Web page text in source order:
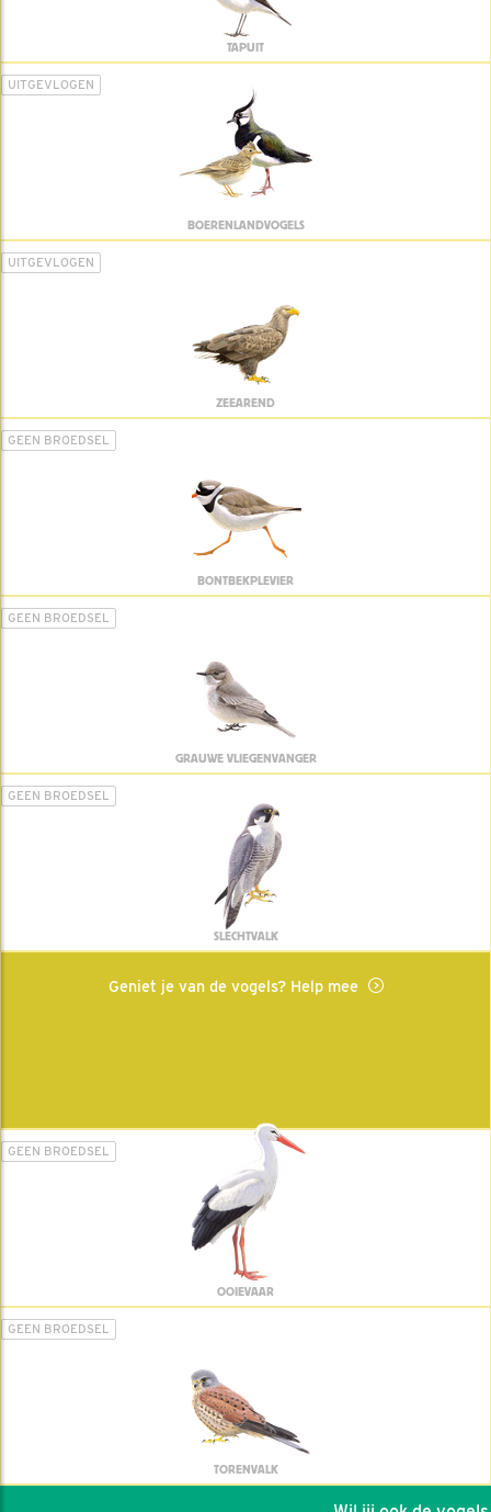
TAPUIT
UITGEVLOGEN
BOERENLANDVOGELS
UITGEVLOGEN
ZEEAREND
GEEN BROEDSEL
BONTBEKPLEVIER
GEEN BROEDSEL
GRAUWE VLIEGENVANGER
GEEN BROEDSEL
SLECHTVALK
Geniet je van de vogels? Help mee
GEEN BROEDSEL
OOIEVAAR
GEEN BROEDSEL
TORENVALK